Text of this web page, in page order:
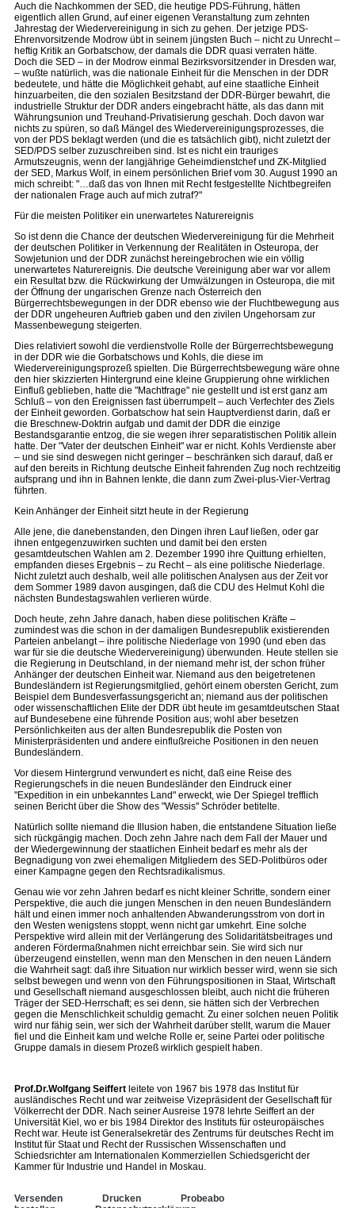
Auch die Nachkommen der SED, die heutige PDS-Führung, hätten
eigentlich allen Grund, auf einer eigenen Veranstaltung zum zehnten
Jahrestag der Wiedervereinigung in sich zu gehen. Der jetzige PDS-
Ehrenvorsitzende Modrow übt in seinem jüngsten Buch – nicht zu Unrecht –
heftig Kritik an Gorbatschow, der damals die DDR quasi verraten hätte.
Doch die SED – in der Modrow einmal Bezirksvorsitzender in Dresden war,
– wußte natürlich, was die nationale Einheit für die Menschen in der DDR
bedeutete, und hätte die Möglichkeit gehabt, auf eine staatliche Einheit
hinzuarbeiten, die den sozialen Besitzstand der DDR-Bürger bewahrt, die
industrielle Struktur der DDR anders eingebracht hätte, als das dann mit
Währungsunion und Treuhand-Privatisierung geschah. Doch davon war
nichts zu spüren, so daß Mängel des Wiedervereinigungsprozesses, die
von der PDS beklagt werden (und die es tatsächlich gibt), nicht zuletzt der
SED/PDS selber zuzuschreiben sind. Ist es nicht ein trauriges
Armutszeugnis, wenn der langjährige Geheimdienstchef und ZK-Mitglied
der SED, Markus Wolf, in einem persönlichen Brief vom 30. August 1990 an
mich schreibt: "…daß das von Ihnen mit Recht festgestellte Nichtbegreifen
der nationalen Frage auch auf mich zutraf?"
Für die meisten Politiker ein unerwartetes Naturereignis
So ist denn die Chance der deutschen Wiedervereinigung für die Mehrheit
der deutschen Politiker in Verkennung der Realitäten in Osteuropa, der
Sowjetunion und der DDR zunächst hereingebrochen wie ein völlig
unerwartetes Naturereignis. Die deutsche Vereinigung aber war vor allem
ein Resultat bzw. die Rückwirkung der Umwälzungen in Osteuropa, die mit
der Öffnung der ungarischen Grenze nach Österreich den
Bürgerrechtsbewegungen in der DDR ebenso wie der Fluchtbewegung aus
der DDR ungeheuren Auftrieb gaben und den zivilen Ungehorsam zur
Massenbewegung steigerten.
Dies relativiert sowohl die verdienstvolle Rolle der Bürgerrechtsbewegung
in der DDR wie die Gorbatschows und Kohls, die diese im
Wiedervereinigungsprozeß spielten. Die Bürgerrechtsbewegung wäre ohne
den hier skizzierten Hintergrund eine kleine Gruppierung ohne wirklichen
Einfluß geblieben, hatte die "Machtfrage" nie gestellt und ist erst ganz am
Schluß – von den Ereignissen fast überrumpelt – auch Verfechter des Ziels
der Einheit geworden. Gorbatschow hat sein Hauptverdienst darin, daß er
die Breschnew-Doktrin aufgab und damit der DDR die einzige
Bestandsgarantie entzog, die sie wegen ihrer separatistischen Politik allein
hatte. Der "Vater der deutschen Einheit" war er nicht. Kohls Verdienste aber
– und sie sind deswegen nicht geringer – beschränken sich darauf, daß er
auf den bereits in Richtung deutsche Einheit fahrenden Zug noch rechtzeitig
aufsprang und ihn in Bahnen lenkte, die dann zum Zwei-plus-Vier-Vertrag
führten.
Kein Anhänger der Einheit sitzt heute in der Regierung
Alle jene, die danebenstanden, den Dingen ihren Lauf ließen, oder gar
ihnen entgegenzuwirken suchten und damit bei den ersten
gesamtdeutschen Wahlen am 2. Dezember 1990 ihre Quittung erhielten,
empfanden dieses Ergebnis – zu Recht – als eine politische Niederlage.
Nicht zuletzt auch deshalb, weil alle politischen Analysen aus der Zeit vor
dem Sommer 1989 davon ausgingen, daß die CDU des Helmut Kohl die
nächsten Bundestagswahlen verlieren würde.
Doch heute, zehn Jahre danach, haben diese politischen Kräfte –
zumindest was die schon in der damaligen Bundesrepublik existierenden
Parteien anbelangt – ihre politische Niederlage von 1990 (und eben das
war für sie die deutsche Wiedervereinigung) überwunden. Heute stellen sie
die Regierung in Deutschland, in der niemand mehr ist, der schon früher
Anhänger der deutschen Einheit war. Niemand aus den beigetretenen
Bundesländern ist Regierungsmitglied, gehört einem obersten Gericht, zum
Beispiel dem Bundesverfassungsgericht an; niemand aus der politischen
oder wissenschaftlichen Elite der DDR übt heute im gesamtdeutschen Staat
auf Bundesebene eine führende Position aus; wohl aber besetzen
Persönlichkeiten aus der alten Bundesrepublik die Posten von
Ministerpräsidenten und andere einflußreiche Positionen in den neuen
Bundesländern.
Vor diesem Hintergrund verwundert es nicht, daß eine Reise des
Regierungschefs in die neuen Bundesländer den Eindruck einer
"Expedition in ein unbekanntes Land" erweckt, wie Der Spiegel trefflich
seinen Bericht über die Show des "Wessis" Schröder betitelte.
Natürlich sollte niemand die Illusion haben, die entstandene Situation ließe
sich rückgängig machen. Doch zehn Jahre nach dem Fall der Mauer und
der Wiedergewinnung der staatlichen Einheit bedarf es mehr als der
Begnadigung von zwei ehemaligen Mitgliedern des SED-Politbüros oder
einer Kampagne gegen den Rechtsradikalismus.
Genau wie vor zehn Jahren bedarf es nicht kleiner Schritte, sondern einer
Perspektive, die auch die jungen Menschen in den neuen Bundesländern
hält und einen immer noch anhaltenden Abwanderungsstrom von dort in
den Westen wenigstens stoppt, wenn nicht gar umkehrt. Eine solche
Perspektive wird allein mit der Verlängerung des Solidaritätsbeitrages und
anderen Fördermaßnahmen nicht erreichbar sein. Sie wird sich nur
überzeugend einstellen, wenn man den Menschen in den neuen Ländern
die Wahrheit sagt: daß ihre Situation nur wirklich besser wird, wenn sie sich
selbst bewegen und wenn von den Führungspositionen in Staat, Wirtschaft
und Gesellschaft niemand ausgeschlossen bleibt, auch nicht die früheren
Träger der SED-Herrschaft; es sei denn, sie hätten sich der Verbrechen
gegen die Menschlichkeit schuldig gemacht. Zu einer solchen neuen Politik
wird nur fähig sein, wer sich der Wahrheit darüber stellt, warum die Mauer
fiel und die Einheit kam und welche Rolle er, seine Partei oder politische
Gruppe damals in diesem Prozeß wirklich gespielt haben.
Prof.Dr.Wolfgang Seiffert leitete von 1967 bis 1978 das Institut für
ausländisches Recht und war zeitweise Vizepräsident der Gesellschaft für
Völkerrecht der DDR. Nach seiner Ausreise 1978 lehrte Seiffert an der
Universität Kiel, wo er bis 1984 Direktor des Instituts für osteuropäisches
Recht war. Heute ist Generalsekretär des Zentrums für deutsches Recht im
Institut für Staat und Recht der Russischen Wissenschaften und
Schiedsrichter am Internationalen Kommerziellen Schiedsgericht der
Kammer für Industrie und Handel in Moskau.
Versenden Drucken
Probeabo